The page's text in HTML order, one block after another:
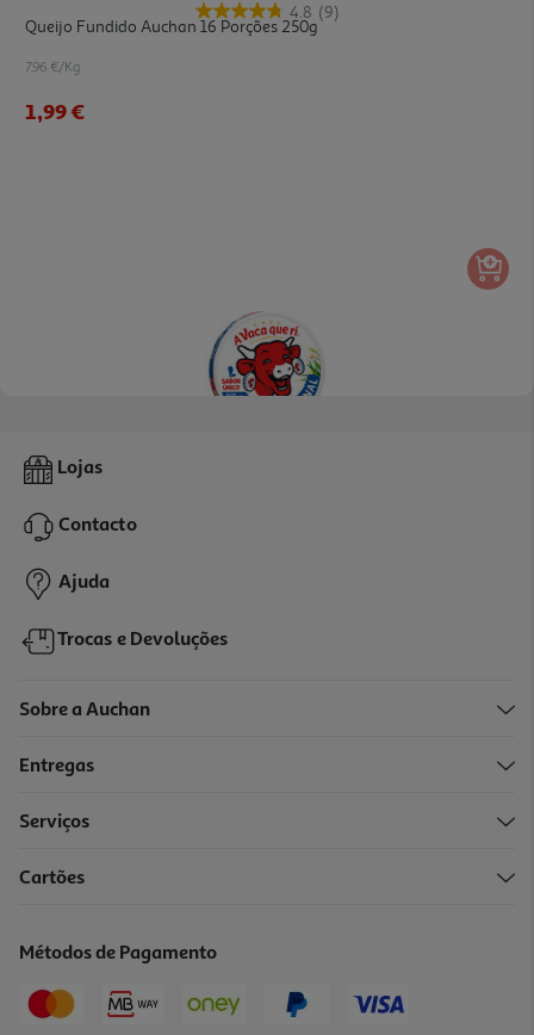
4.8 (9)
Queijo Fundido Auchan 16 Porções 250g
7.96 €/Kg
1,99 €
Queijo A Vaca Que Ri Porções 125g
1,99 €
Lojas
Contacto
Ajuda
Trocas e Devoluções
Sobre a Auchan
Entregas
Serviços
Cartões
Métodos de Pagamento